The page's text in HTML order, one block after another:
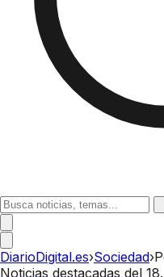
DiarioDigital.es›Sociedad›
Noticias destacadas del